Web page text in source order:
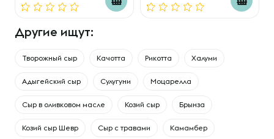
Другие ищут:
Творожный сыр Качотта Рикотта Халуми
Адыгейский сыр Сулугуни Моцарелла
Сыр в оливковом масле Козий сыр Брынза
Козий сыр Шевр Сыр с травами Камамбер